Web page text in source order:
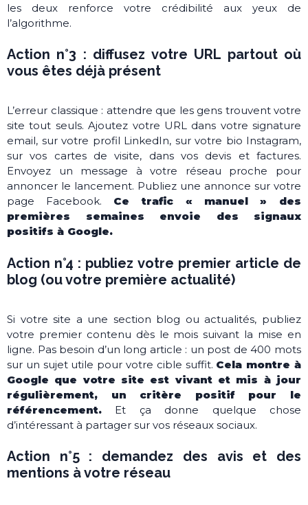
les deux renforce votre crédibilité aux yeux de
l’algorithme.
Action n°3 : diffusez votre URL partout où
vous êtes déjà présent
L’erreur classique : attendre que les gens trouvent votre
site tout seuls. Ajoutez votre URL dans votre signature
email, sur votre profil LinkedIn, sur votre bio Instagram,
sur vos cartes de visite, dans vos devis et factures.
Envoyez un message à votre réseau proche pour
annoncer le lancement. Publiez une annonce sur votre
page Facebook. Ce trafic « manuel » des
premières semaines envoie des signaux
positifs à Google.
Action n°4 : publiez votre premier article de
blog (ou votre première actualité)
Si votre site a une section blog ou actualités, publiez
votre premier contenu dès le mois suivant la mise en
ligne. Pas besoin d’un long article : un post de 400 mots
sur un sujet utile pour votre cible suffit. Cela montre à
Google que votre site est vivant et mis à jour
régulièrement, un critère positif pour le
référencement. Et ça donne quelque chose
d’intéressant à partager sur vos réseaux sociaux.
Action n°5 : demandez des avis et des
mentions à votre réseau